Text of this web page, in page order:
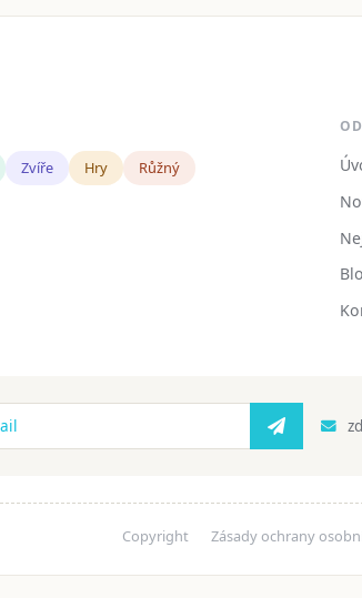
Zvíře Hry Růžný
Copyright Zásady ochrany